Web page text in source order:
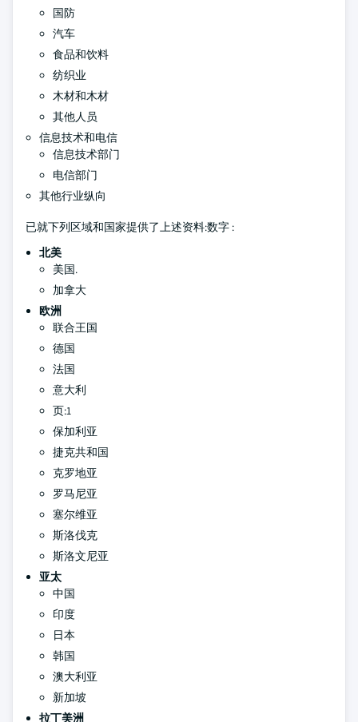
国防
汽车
食品和饮料
纺织业
木材和木材
其他人员
信息技术和电信
信息技术部门
电信部门
其他行业纵向
已就下列区域和国家提供了上述资料:数字 :
北美
美国.
加拿大
欧洲
联合王国
德国
法国
意大利
页:1
保加利亚
捷克共和国
克罗地亚
罗马尼亚
塞尔维亚
斯洛伐克
斯洛文尼亚
亚太
中国
印度
日本
韩国
澳大利亚
新加坡
拉丁美洲